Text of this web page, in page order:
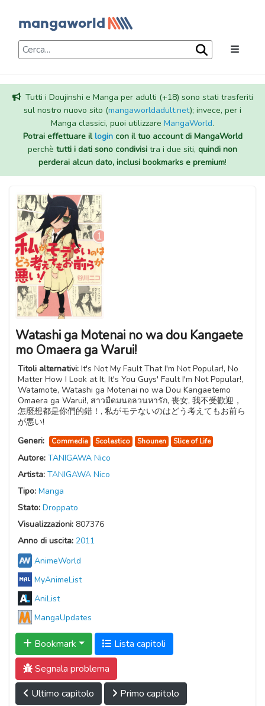
Tutti i Doujinshi e Manga per adulti (+18) sono stati trasferiti
sul nostro nuovo sito (mangaworldadult.net); invece, per i
Manga classici, puoi utilizzare MangaWorld.
Potrai effettuare illogincon il tuo account di MangaWorld
perchè tutti i dati sono condivisi tra i due siti, quindi non
perderai alcun dato, inclusi bookmarks e premium!
Watashi ga Motenai no wa dou Kangaete
mo Omaera ga Warui!
Titoli alternativi: It's Not My Fault That I'm Not Popular!, No
Matter How I Look at It, It's You Guys' Fault I'm Not Popular!,
Watamote, Watashi ga Motenai no wa Dou Kangaetemo
Omaera ga Warui!, สาวมืดมนอลวนหารัก, 丧女, 我不受歡迎，
怎麼想都是你們的錯！, 私がモテないのはどう考えてもお前ら
が悪い!
Generi:
Commedia Scolastico Shounen Slice of Life
Autore: TANIGAWA Nico
Artista: TANIGAWA Nico
Tipo: Manga
Stato: Droppato
Visualizzazioni: 807376
Anno di uscita: 2011
AnimeWorld
MyAnimeList
AniList
MangaUpdates
Bookmark
Lista capitoli
Segnala problema
Ultimo capitolo
Primo capitolo